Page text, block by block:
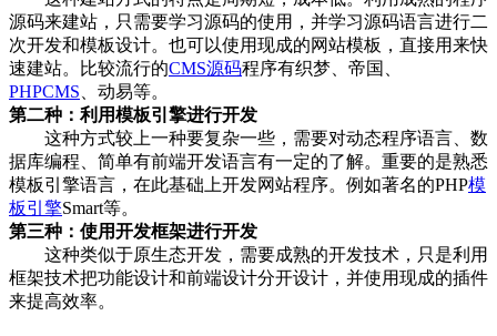
源码来建站，只需要学习源码的使用，并学习源码语言进行二
次开发和模板设计。也可以使用现成的网站模板，直接用来快
速建站。比较流行的CMS源码程序有织梦、帝国、
PHPCMS 、动易等。
第二种：利用模板引擎进行开发
这种方式较上一种要复杂一些，需要对动态程序语言、数
据库编程、简单有前端开发语言有一定的了解。重要的是熟悉
模板引擎语言，在此基础上开发网站程序。例如著名的PHP模
板引擎Smart等。
第三种：使用开发框架进行开发
这种类似于原生态开发，需要成熟的开发技术，只是利用
框架技术把功能设计和前端设计分开设计，并使用现成的插件
来提高效率。